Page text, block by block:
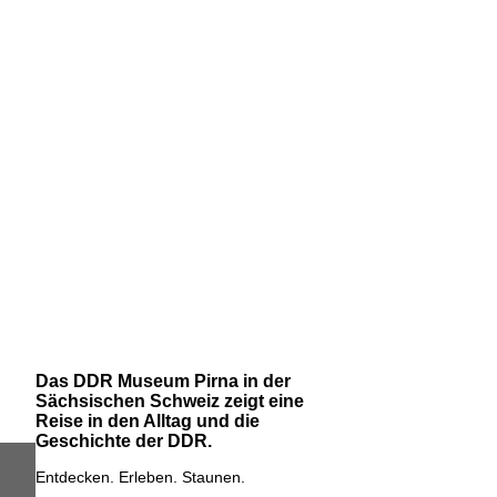
Das DDR Museum Pirna in der
Sächsischen Schweiz zeigt eine
Reise in den Alltag und die
Geschichte der DDR.
Entdecken. Erleben. Staunen.